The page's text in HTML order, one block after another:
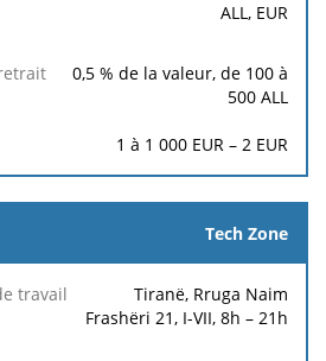
ALL, EUR
0,5 % de la valeur, de 100 à
500 ALL
1 à 1 000 EUR – 2 EUR
Tech Zone
Tiranë, Rruga Naim
Frashëri 21, I-VII, 8h – 21h